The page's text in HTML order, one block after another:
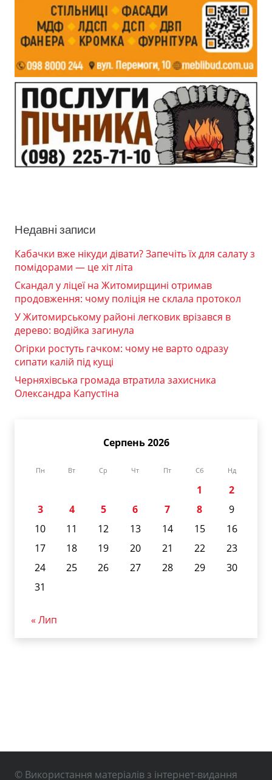
Недавні записи
Кабачки вже нікуди дівати? Запечіть їх для салату з
помідорами — це хіт літа
Скандал у ліцеї на Житомирщині отримав
продовження: чому поліція не склала протокол
У Житомирському районі легковик врізався в
дерево: водійка загинула
Огірки ростуть гачком: чому не варто одразу
сипати калій під кущі
Черняхівська громада втратила захисника
Олександра Капустіна
Серпень 2026
Пн Вт Ср Чт Пт Сб Нд
1
2
3
4 5 6 7 8
9
10
11 12 13 14 15
16
17
18 19 20 21 22
23
24
25 26 27 28 29
30
31
« Лип
© Використання матеріалів з інтернет-видання